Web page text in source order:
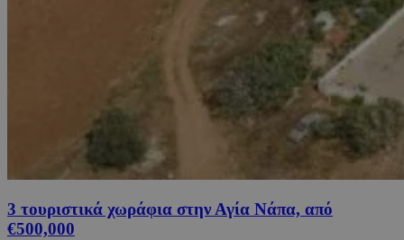
3 τουριστικά χωράφια στην Αγία Νάπα, από
€500,000